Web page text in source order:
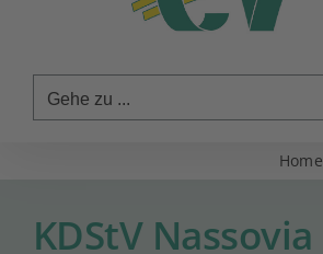
Gehe zu ...
Home
KDStV Nassovia